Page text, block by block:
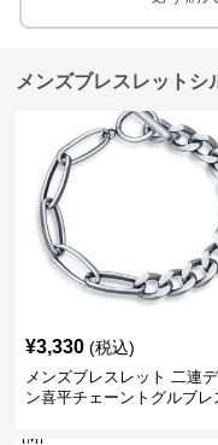
メンズブレスレットシ
¥3,330 (税込)
メンズブレスレット 二連
ン喜平チェーントグルブレ